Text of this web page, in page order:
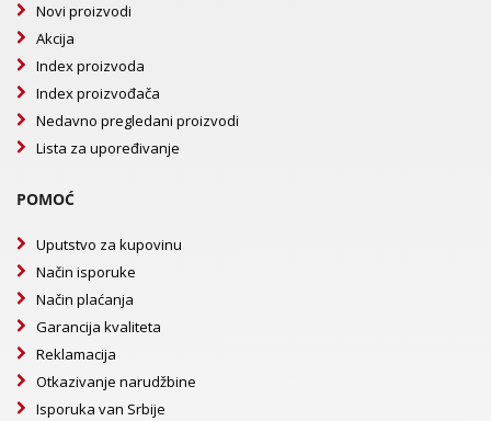
Novi proizvodi
Akcija
Index proizvoda
Index proizvođača
Nedavno pregledani proizvodi
Lista za upoređivanje
POMOĆ
Uputstvo za kupovinu
Način isporuke
Način plaćanja
Garancija kvaliteta
Reklamacija
Otkazivanje narudžbine
Isporuka van Srbije